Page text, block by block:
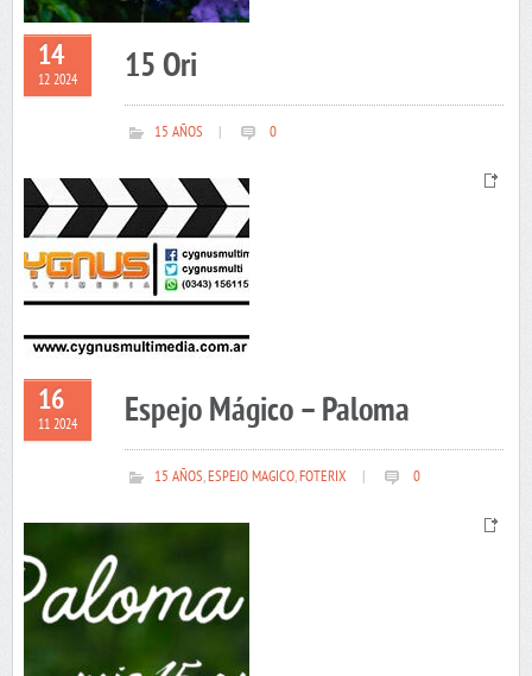
14
12 2024 15 Ori
15 AÑOS 0
16
11 2024 Espejo Mágico – Paloma
15 AÑOS,ESPEJO MAGICO,FOTERIX 0